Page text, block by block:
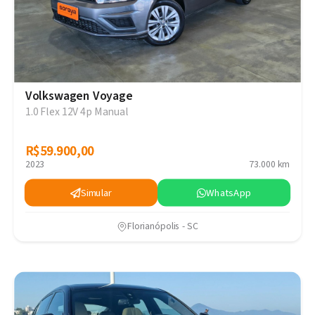
Volkswagen Voyage
1.0 Flex 12V 4p Manual
R$59.900,00
R$59.900,00
2023 73.000 km
Simular WhatsApp
Florianópolis - SC